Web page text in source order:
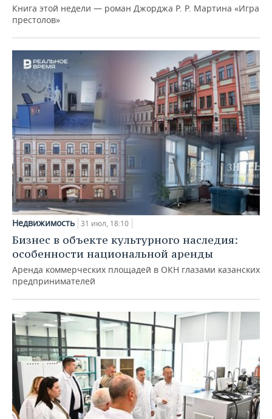
Книга этой недели — роман Джорджа Р. Р. Мартина «Игра
престолов»
Недвижимость 31 июл, 18:10
Бизнес в объекте культурного наследия:
особенности национальной аренды
Аренда коммерческих площадей в ОКН глазами казанских
предпринимателей